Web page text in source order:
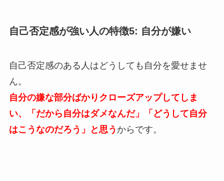
自己否定感が強い人の特徴5: 自分が嫌い
自己否定感のある人はどうしても自分を愛せませ
ん。
自分の嫌な部分ばかりクローズアップしてしま
い、「だから自分はダメなんだ」「どうして自分
はこうなのだろう」と思う からです。